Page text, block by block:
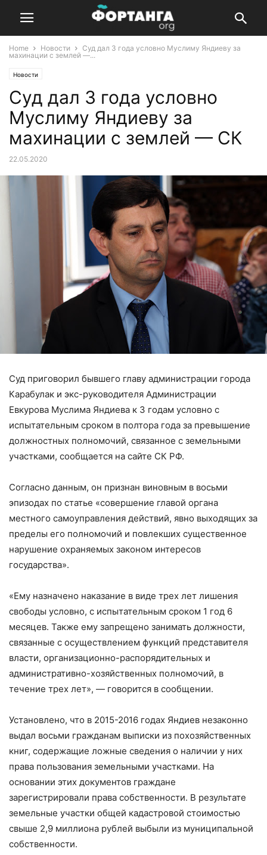
Home Новости
Суд дал 3 года условно Муслиму Яндиеву за
махинации с землей —...
Новости
Суд дал 3 года условно
Муслиму Яндиеву за
махинации с землей — СК
22.05.2020
Суд приговорил бывшего главу администрации города
Карабулак и экс-руководителя Администрации
Евкурова Муслима Яндиева к 3 годам условно с
испытательным сроком в полтора года за превышение
должностных полномочий, связанное с земельными
участками, сообщается на сайте СК РФ.
Согласно данным, он признан виновным в восьми
эпизодах по статье «совершение главой органа
местного самоуправления действий, явно выходящих за
пределы его полномочий и повлекших существенное
нарушение охраняемых законом интересов
государства».
«Ему назначено наказание в виде трех лет лишения
свободы условно, с испытательным сроком 1 год 6
месяцев. Также ему запрещено занимать должности,
связанные с осуществлением функций представителя
власти, организационно-распорядительных и
административно-хозяйственных полномочий, в
течение трех лет», — говорится в сообщении.
Установлено, что в 2015-2016 годах Яндиев незаконно
выдал восьми гражданам выписки из похозяйственных
книг, содержащие ложные сведения о наличии у них
права пользования земельными участками. На
основании этих документов граждане
зарегистрировали права собственности. В результате
земельные участки общей кадастровой стоимостью
свыше 2,9 миллиона рублей выбыли из муниципальной
собственности.